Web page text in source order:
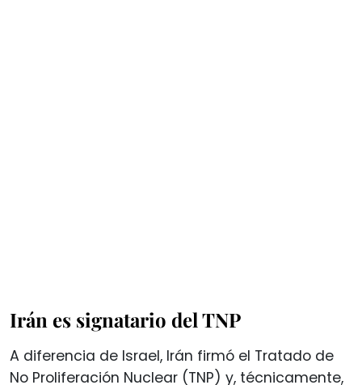
Irán es signatario del TNP
A diferencia de Israel, Irán firmó el Tratado de
No Proliferación Nuclear (TNP) y, técnicamente,